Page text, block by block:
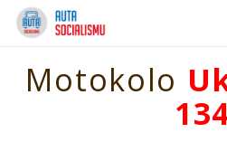
Motokolo